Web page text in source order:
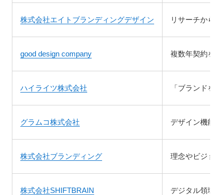
株式会社エイトブランディングデザイン リサーチから
good design company 複数年契約を
ハイライツ株式会社 「ブランドを
グラムコ株式会社 デザイン機能
株式会社ブランディング 理念やビジョ
株式会社SHIFTBRAIN デジタル領域